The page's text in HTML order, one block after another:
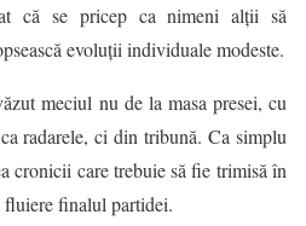
că se pricep ca nimeni alţii să
evoluţii individuale modeste.
meciul nu de la masa presei, cu
radarele, ci din tribună. Ca simplu
cronicii care trebuie să fie trimisă în
fluiere finalul partidei.